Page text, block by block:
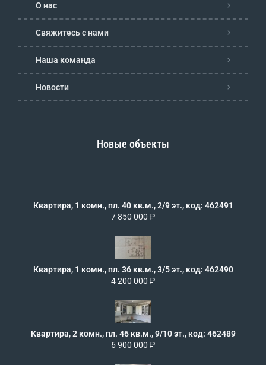
О нас
Свяжитесь с нами
Наша команда
Новости
Новые объекты
Квартира, 1 комн., пл. 40 кв.м., 2/9 эт., код: 462491
7 850 000 ₽
Квартира, 1 комн., пл. 36 кв.м., 3/5 эт., код: 462490
4 200 000 ₽
Квартира, 2 комн., пл. 46 кв.м., 9/10 эт., код: 462489
6 900 000 ₽